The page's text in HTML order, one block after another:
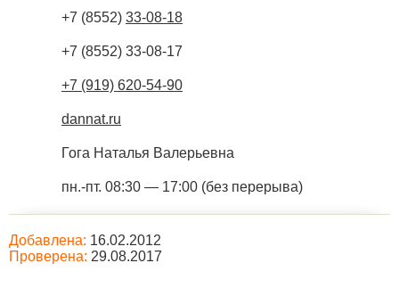
+7 (8552) 33-08-18
+7 (8552) 33-08-17
+7 (919) 620-54-90
dannat.ru
Гога Наталья Валерьевна
пн.-пт. 08:30 — 17:00 (без перерыва)
Добавлена: 16.02.2012
Проверена: 29.08.2017